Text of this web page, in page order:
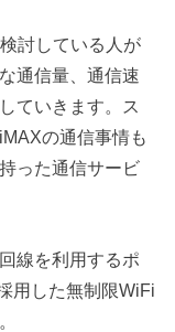
討している人が
通信量、通信速
ていきます。ス
の通信事情も
った通信サービ
線を利用するポ
用した無制限WiFi